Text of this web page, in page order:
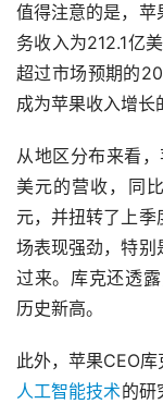
值得注意的是，苹
务收入为212.1亿
超过市场预期的
成为苹果收入增长
从地区分布来看
美元的营收，同
元，并扭转了上
场表现强劲，特别
过来。库克还透
历史新高。
此外，苹果CEO
人工智能技术的研